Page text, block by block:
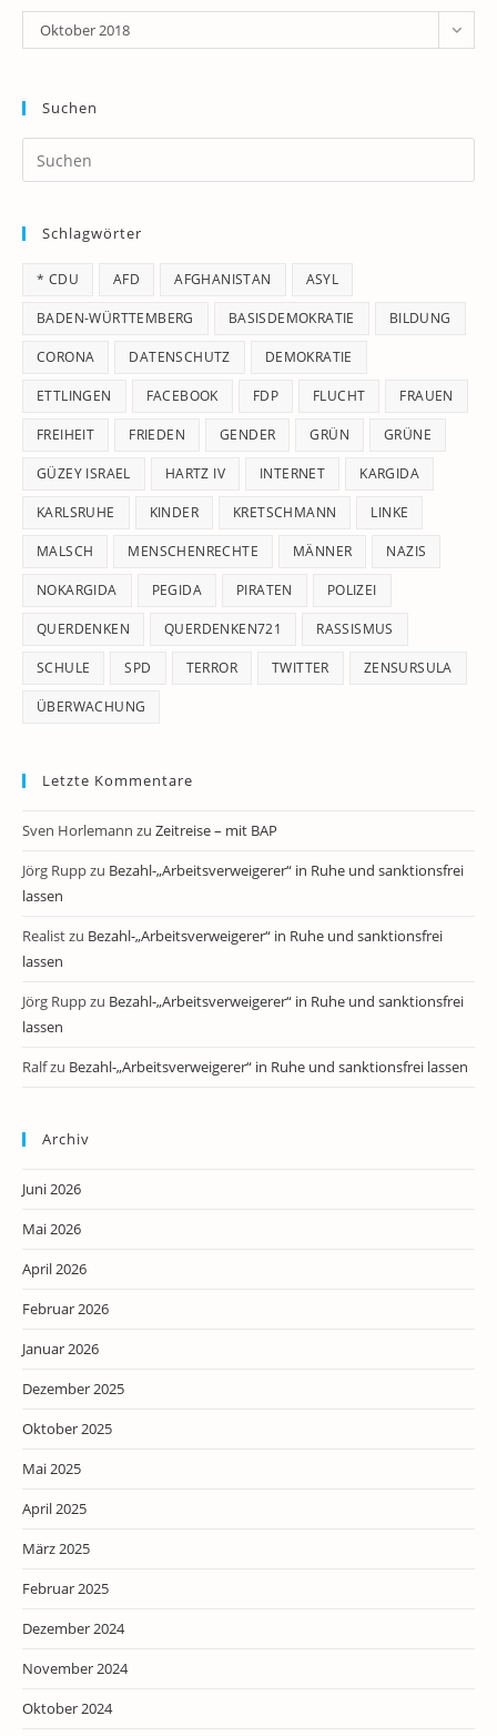
Archiv
Oktober 2018
Suchen
Schlagwörter
* CDU AFD AFGHANISTAN ASYL
BADEN-WÜRTTEMBERG BASISDEMOKRATIE BILDUNG
CORONA DATENSCHUTZ DEMOKRATIE
ETTLINGEN FACEBOOK FDP FLUCHT FRAUEN
FREIHEIT FRIEDEN GENDER GRÜN GRÜNE
GÜZEY ISRAEL HARTZ IV INTERNET KARGIDA
KARLSRUHE KINDER KRETSCHMANN LINKE
MALSCH MENSCHENRECHTE MÄNNER NAZIS
NOKARGIDA PEGIDA PIRATEN POLIZEI
QUERDENKEN QUERDENKEN721 RASSISMUS
SCHULE SPD TERROR TWITTER ZENSURSULA
ÜBERWACHUNG
Letzte Kommentare
Sven Horlemann zu Zeitreise – mit BAP
Jörg Ruppzu Bezahl-„Arbeitsverweigerer“ in Ruhe und sanktionsfrei
lassen
Realistzu Bezahl-„Arbeitsverweigerer“ in Ruhe und sanktionsfrei
lassen
Jörg Ruppzu Bezahl-„Arbeitsverweigerer“ in Ruhe und sanktionsfrei
lassen
Ralfzu Bezahl-„Arbeitsverweigerer“ in Ruhe und sanktionsfrei lassen
Archiv
Juni 2026
Mai 2026
April 2026
Februar 2026
Januar 2026
Dezember 2025
Oktober 2025
Mai 2025
April 2025
März 2025
Februar 2025
Dezember 2024
November 2024
Oktober 2024